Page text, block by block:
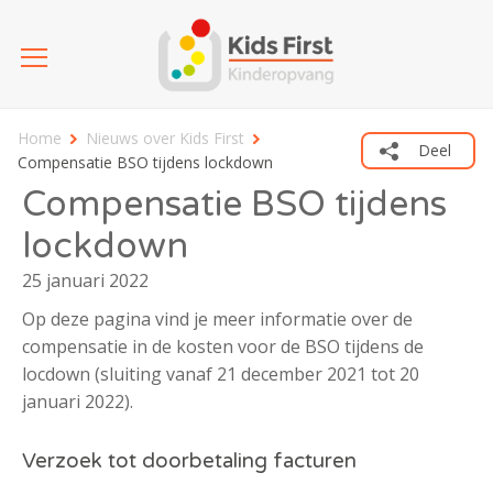
Home
Nieuws over Kids First
Compensatie BSO tijdens lockdown
Deel
Compensatie BSO tijdens
lockdown
25 januari 2022
Op deze pagina vind je meer informatie over de
compensatie in de kosten voor de BSO tijdens de
locdown (sluiting vanaf 21 december 2021 tot 20
januari 2022).
Verzoek tot doorbetaling facturen